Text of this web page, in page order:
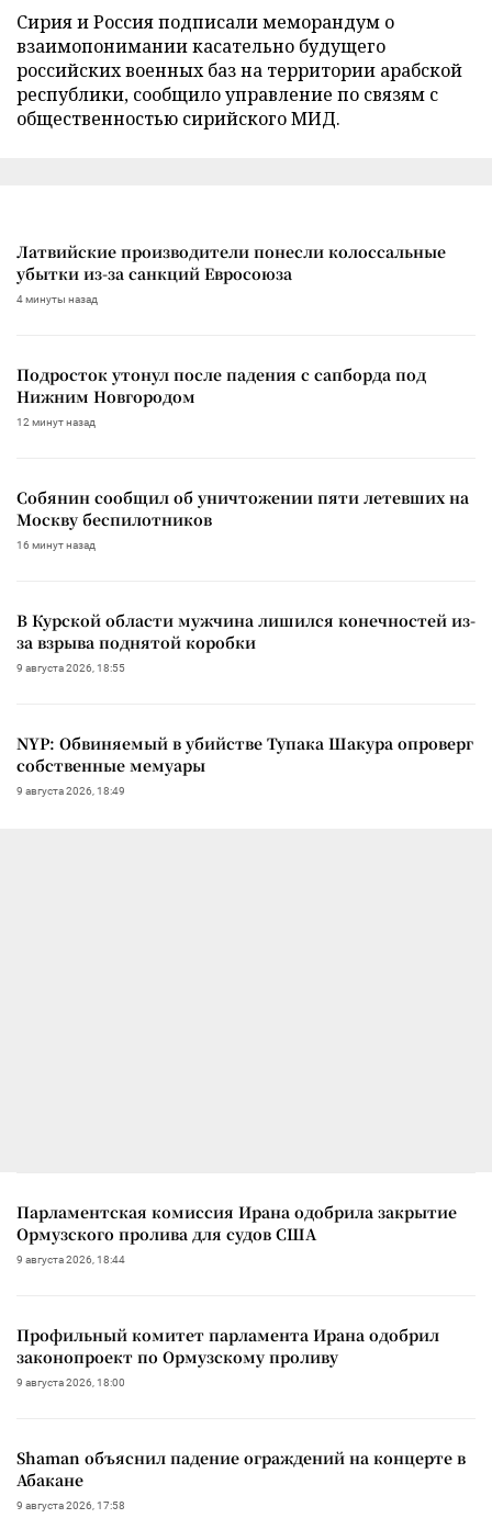
Сирия и Россия подписали меморандум о
взаимопонимании касательно будущего
российских военных баз на территории арабской
республики, сообщило управление по связям с
общественностью сирийского МИД.
Латвийские производители понесли колоссальные
убытки из-за санкций Евросоюза
4 минуты назад
Подросток утонул после падения с сапборда под
Нижним Новгородом
12 минут назад
Собянин сообщил об уничтожении пяти летевших на
Москву беспилотников
16 минут назад
В Курской области мужчина лишился конечностей из-
за взрыва поднятой коробки
9 августа 2026, 18:55
NYP: Обвиняемый в убийстве Тупака Шакура опроверг
собственные мемуары
9 августа 2026, 18:49
Парламентская комиссия Ирана одобрила закрытие
Ормузского пролива для судов США
9 августа 2026, 18:44
Профильный комитет парламента Ирана одобрил
законопроект по Ормузскому проливу
9 августа 2026, 18:00
Shaman объяснил падение ограждений на концерте в
Абакане
9 августа 2026, 17:58